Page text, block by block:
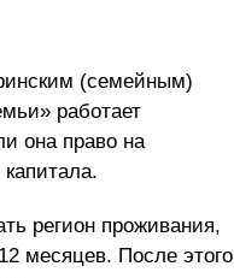
(семейным)
работает
она право на
регион проживания,
месяцев. После этого